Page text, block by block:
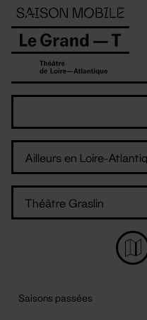
Panneau de gestion des